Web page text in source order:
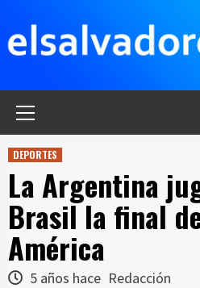
contenido
DEPORTES
La Argentina
Brasil la final
América
5 años hace Redacción